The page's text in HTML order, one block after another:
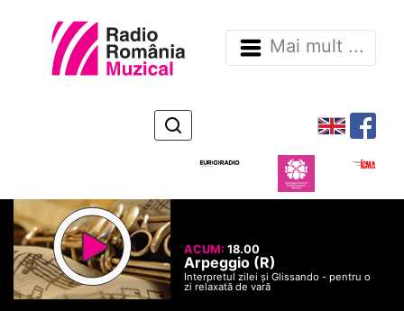
Mai mult ...
ACUM:18.00
Arpeggio (R)
Interpretul zilei și Glissando - pentru o
zi relaxată de vară